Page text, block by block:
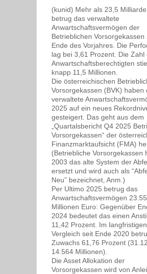
(kunid) Mehr als 23,5
betrug das verwaltete
Anwartschaftsvermögen der
Betrieblichen Vorsorgekassen
Ende des Vorjahres. Die
lag bei 3,61 Prozent. Die Zahl
Anwartschaftsberechtigten
knapp 11,5 Millionen.
Die österreichischen
Vorsorgekassen (BVK) haben
verwaltete
2025 auf ein neues
gesteigert. Das geht aus dem
„Quartalsbericht Q4 2025
Vorsorgekassen“ der
Finanzmarktaufsicht (FMA)
(Betriebliche Vorsorgekassen
2003 das alte System der
ersetzt und wird auch als
Neu” bezeichnet, Anm.)
Per Ultimo 2025 betrug das
Anwartschaftsvermögen
Millionen Euro: Gegenüber
2024 bedeutet das einen
11,42 Prozent. Im langfristigen
Vergleich seit Ende 2020
Zuwachs 61,76 Prozent
14.564 Millionen).
Die Asset Allokation der
Vorsorgekassen wird von